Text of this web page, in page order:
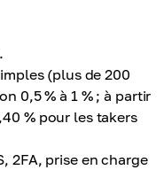
(plus de 200
0,5 % à 1 % ; à partir
% pour les takers
2FA, prise en charge